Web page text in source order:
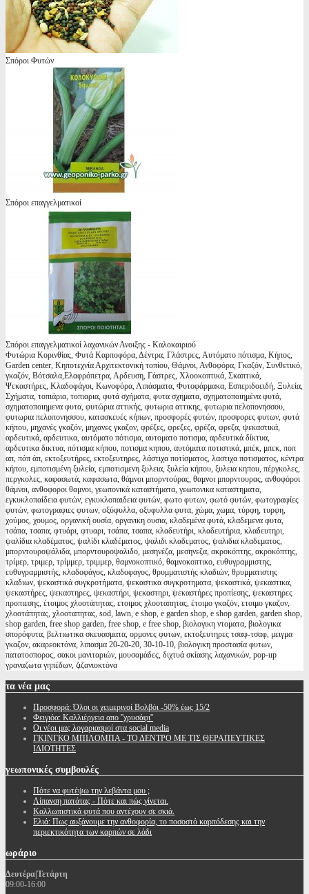
Σπόροι Φυτών
Σπόροι επαγγελματικοί
Σπόροι επαγγελματικοί λαχανικών Ανοιξης - Καλοκαιριού
Φυτώρια Κορινθίας, Φυτά Καρποφόρα, Δέντρα, Γλάστρες, Αυτόματο πότισμα, Κήπος,
Garden center, Κηποτεχνία Αρχιτεκτονική τοπίου, Θάμνοι, Ανθοφόρα, Γκαζόν, Συνθετικό,
γκαζόν, Βότσαλα,Ελαφρόπετρα, Αρδευση, Γάστρες, Χλοοκοπτικά, Σκαπτικά,
Ψεκαστήρες, Κλαδοφάγοι, Κωνοφόρα, Λιπάσματα, Φυτοφάρμακα, Εσπεριδοειδή, Ξυλεία,
Σχήματα, τοπιάρια, τοπιαρια, φυτά σχήματα, φυτα σχηματα, σχηματοποιημένα φυτά,
σχηματοποιημενα φυτα, φυτώρια αττικής, φυτωρια αττικης, φυτωρια πελοπονησσου,
φυτωρια πελοπονησσου, κατασκευές κήπων, προσφορές φυτών, προσφορες φυτων, φυτά
κήπου, μηχανές γκαζόν, μηχανες γκαζον, φρέζες, φρεζες, φρέζα, φρεζα, ψεκαστικά,
αρδευτικά, αρδευτικα, αυτόματο πότισμα, αυτοματο ποτισμα, αρδευτικά δίκτυα,
αρδευτικα δικτυα, πότισμα κήπου, ποτισμα κηπου, αυτόματα ποτιστικά, μπέκ, μπεκ, ποπ
απ, πόπ άπ, εκτοξευτήρες, εκτοξευτηρες, λάστιχα ποτίσματος, λαστιχα ποτισματος, κέντρα
κήπου, εμποτισμένη ξυλεία, εμποτισμενη ξυλεια, ξυλεία κήπου, ξυλεια κηπου, πέργκολες,
περγκολες, καφασωτά, καφασωτα, θάμνοι μπορντούρας, θαμνοι μπορντουρας, ανθοφόροι
θάμνοι, ανθοφοροι θαμνοι, γεωπονικά καταστήματα, γεωπονικα καταστηματα,
εγκυκλοπαίδεια φυτών, εγκυκλοπαιδεια φυτών, φωτο φυτων, φωτό φυτών, φωτογραφίες
φυτών, φωτογραφιες φυτων, οξύφυλλα, οξυφυλλα φυτα, χώμα, χωμα, τύρφη, τυρφη,
χούμος, χουμος, οργανική ουσία, οργανικη ουσια, κλαδεμένα φυτά, κλαδεμενα φυτα,
τσάπα, τσαπα, φτυάρι, φτυαρι, τσάπα, τσαπα, κλαδευτήρι, κλαδευτήρια, κλαδευτηρι,
ψαλίδια κλαδέματος, ψαλίδι κλαδέματος, ψαλιδι κλαδεματος, ψαλιδια κλαδεματος,
μπορντουροψάλιδα, μπορντουροψαλιδο, μεσηνέζα, μεσηνεζα, ακροκόπτης, ακροκόπτης,
τρίμερ, τριμερ, τρίμμερ, τριμμερ, θαμνοκοπτικό, θαμνοκοπτικο, ευθυγραμμιστης,
ευθυγραμμιστής, κλαδοφάγος, κλαδοφαγος, θρυμματιστής κλαδιών, θρυμματιστης
κλαδιων, ψεκαστικά συγκροτήματα, ψεκαστικα συγκροτηματα, ψεκαστικά, ψεκαστικα,
ψεκαστήρες, ψεκαστηρες, ψεκαστήρι, ψεκαστηρι, ψεκαστήρες προπίεσης, ψεκαστηρες
προπιεσης, έτοιμος χλοοτάπητας, ετοιμος χλοοταπητας, έτοιμο γκαζόν, ετοιμο γκαζον,
χλοοτάπητας, χλοοταπητας, sod, lawn, e shop, e garden shop, e shop garden, garden shop,
shop garden, free shop garden, free shop, e free shop, βιολογικη ντοματα, βιολογικα
σπορόφυτα, βελτιωτικα σκευασματα, ορμονες φυτων, εκτοξευτηρες τσαφ-τσαφ, μειγμα
γκαζον, ακαρεοκτόνα, λιπασμα 20-20-20, 30-10-10, βιολογικη προστασία φυτων,
πατατοσπορος, σακοι μανιταριών, μουσαμάδες, διχτυά σκίασης λαχανικών, pop-up
γραναζωτα γηπέδων, ζιζανιοκτόνα
τα νέα μας
Προσφορά: Όλοι οι χειμερινοί Βολβόι -50% έως 15/2
Φειγιόα: Καλλιέργεια απο ''χρυσάφι''
Oι νέοι μας λογαριασμοί στα social media
ΓΚΙΝΓΚΟ ΜΠΙΛΟΜΠΑ - ΤΟ ΔΕΝΤΡΟ ΜΕ ΤΙΣ ΘΕΡΑΠΕΥΤΙΚΕΣ
ΙΔΙΟΤΗΤΕΣ
γεωπονικές συμβουλές
Πότε να φυτέψω την λεβάντα μου ;
Λίπανση πατάτας - Πότε και πώς γίνεται.
Καλλωπιστικά φυτά που αντέχουν σε σκιά.
Ελιά: Πως αυξάνουμε την ανθοφορία, το ποσοστό καρπόδεσης και την
περιεκτικότητα των καρπών σε λάδι
ωράριο
Δευτέρα|Τετάρτη
09:00-16:00